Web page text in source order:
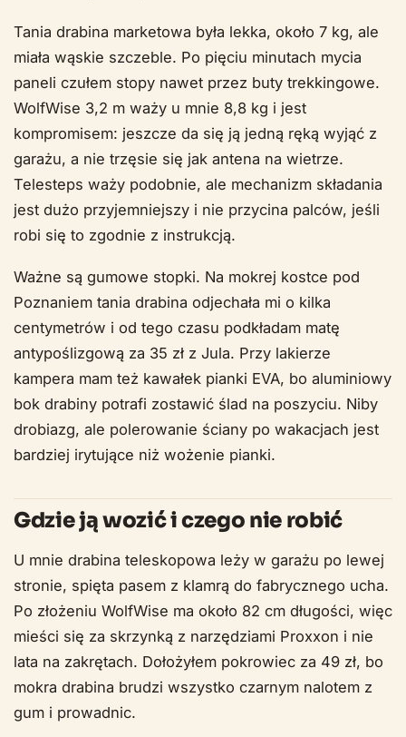
Tania drabina marketowa była lekka, około 7 kg, ale
miała wąskie szczeble. Po pięciu minutach mycia
paneli czułem stopy nawet przez buty trekkingowe.
WolfWise 3,2 m waży u mnie 8,8 kg i jest
kompromisem: jeszcze da się ją jedną ręką wyjąć z
garażu, a nie trzęsie się jak antena na wietrze.
Telesteps waży podobnie, ale mechanizm składania
jest dużo przyjemniejszy i nie przycina palców, jeśli
robi się to zgodnie z instrukcją.
Ważne są gumowe stopki. Na mokrej kostce pod
Poznaniem tania drabina odjechała mi o kilka
centymetrów i od tego czasu podkładam matę
antypoślizgową za 35 zł z Jula. Przy lakierze
kampera mam też kawałek pianki EVA, bo aluminiowy
bok drabiny potrafi zostawić ślad na poszyciu. Niby
drobiazg, ale polerowanie ściany po wakacjach jest
bardziej irytujące niż wożenie pianki.
Gdzie ją wozić i czego nie robić
U mnie drabina teleskopowa leży w garażu po lewej
stronie, spięta pasem z klamrą do fabrycznego ucha.
Po złożeniu WolfWise ma około 82 cm długości, więc
mieści się za skrzynką z narzędziami Proxxon i nie
lata na zakrętach. Dołożyłem pokrowiec za 49 zł, bo
mokra drabina brudzi wszystko czarnym nalotem z
gum i prowadnic.